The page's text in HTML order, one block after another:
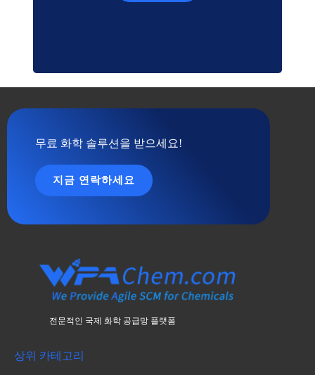
무료 화학 솔루션을 받으세요!
지금 연락하세요
전문적인 국제 화학 공급망 플랫폼
상위 카테고리